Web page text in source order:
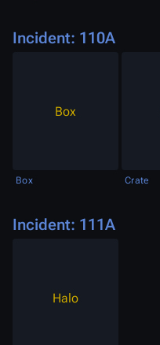
Incident: 110A
Box
Box Crate
Incident: 111A
Halo